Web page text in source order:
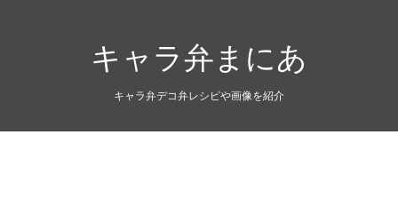
キャラ弁まにあ
キャラ弁デコ弁レシピや画像を紹介